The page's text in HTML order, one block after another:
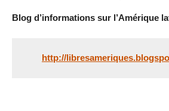
Blog d’informations sur l’Amérique
http://